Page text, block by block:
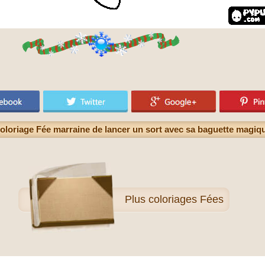
Fée marraine de lancer un sort avec sa baguette
Plus coloriages Fées